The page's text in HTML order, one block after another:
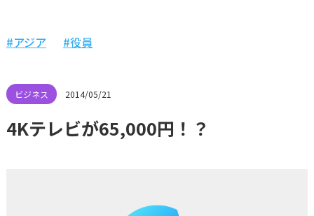
2014/05/21
アジア 役員
4Kテレビが65,000円！？